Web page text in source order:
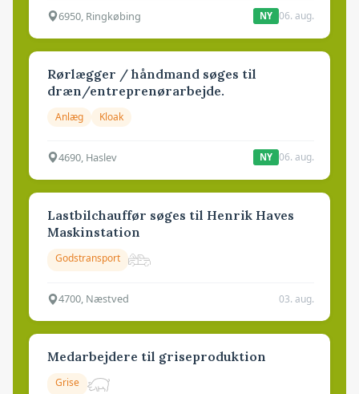
6950, Ringkøbing NY 06. aug.
Rørlægger / håndmand søges til
dræn/entreprenørarbejde.
Anlæg Kloak
4690, Haslev NY 06. aug.
Lastbilchauffør søges til Henrik Haves
Maskinstation
Godstransport
4700, Næstved 03. aug.
Medarbejdere til griseproduktion
Grise